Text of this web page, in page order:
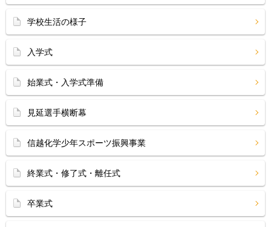
学校生活の様子
入学式
始業式・入学式準備
見延選手横断幕
信越化学少年スポーツ振興事業
終業式・修了式・離任式
卒業式